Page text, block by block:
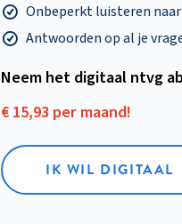
Onbeperkt luisteren
Antwoorden op al je
Neem het digitaal ntvg
€ 15,93 per maand!
IK WIL DIGITAAL